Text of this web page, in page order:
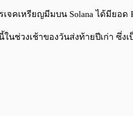
เจคเหรียญมีมบน Solana ได้มียอด
ในช่วงเช้าของวันส่งท้ายปีเก่า ซึ่